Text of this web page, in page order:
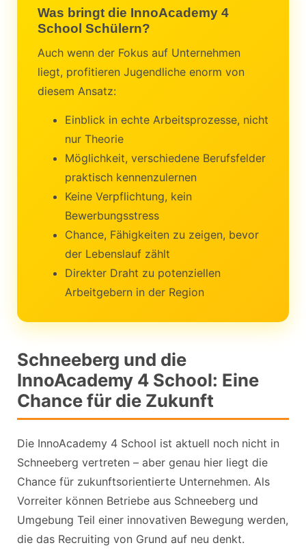
Was bringt die InnoAcademy 4
School Schülern?
Auch wenn der Fokus auf Unternehmen
liegt, profitieren Jugendliche enorm von
diesem Ansatz:
Einblick in echte Arbeitsprozesse, nicht
nur Theorie
Möglichkeit, verschiedene Berufsfelder
praktisch kennenzulernen
Keine Verpflichtung, kein
Bewerbungsstress
Chance, Fähigkeiten zu zeigen, bevor
der Lebenslauf zählt
Direkter Draht zu potenziellen
Arbeitgebern in der Region
Schneeberg und die
InnoAcademy 4 School: Eine
Chance für die Zukunft
Die InnoAcademy 4 School ist aktuell noch nicht in
Schneeberg vertreten – aber genau hier liegt die
Chance für zukunftsorientierte Unternehmen. Als
Vorreiter können Betriebe aus Schneeberg und
Umgebung Teil einer innovativen Bewegung werden,
die das Recruiting von Grund auf neu denkt.